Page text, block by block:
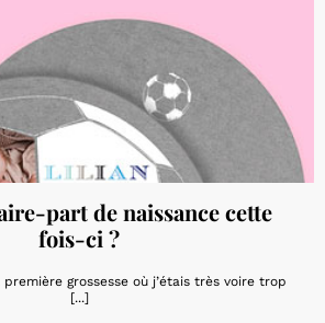
part de naissance cette
fois-ci ?
grossesse où j’étais très voire trop
[...]